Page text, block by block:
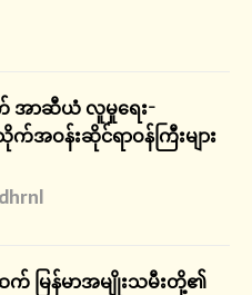
က် အာဆီယံ လူမှုရေး-
အဝန်းဆိုင်ရာဝန်ကြီးများ
မြန်မာအမျိုးသမီးတို့၏